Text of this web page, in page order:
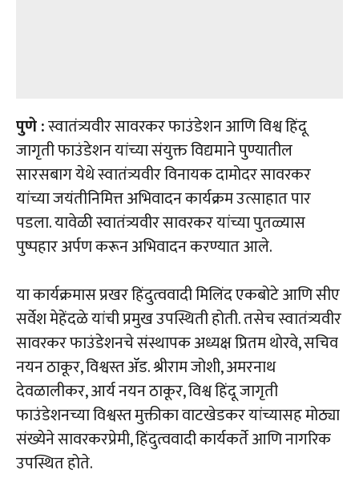
पुणे :स्वातंत्र्यवीर सावरकर फाउंडेशन आणि विश्व हिंदू
जागृती फाउंडेशन यांच्या संयुक्त विद्यमाने पुण्यातील
सारसबाग येथे स्वातंत्र्यवीर विनायक दामोदर सावरकर
यांच्या जयंतीनिमित्त अभिवादन कार्यक्रम उत्साहात पार
पडला. यावेळी स्वातंत्र्यवीर सावरकर यांच्या पुतळ्यास
पुष्पहार अर्पण करून अभिवादन करण्यात आले.
या कार्यक्रमास प्रखर हिंदुत्ववादी मिलिंद एकबोटे आणि सीए
सर्वेश मेहेंदळे यांची प्रमुख उपस्थिती होती. तसेच स्वातंत्र्यवीर
सावरकर फाउंडेशनचे संस्थापक अध्यक्ष प्रितम थोरवे, सचिव
नयन ठाकूर, विश्वस्त ॲड. श्रीराम जोशी, अमरनाथ
देवळालीकर, आर्य नयन ठाकूर, विश्व हिंदू जागृती
फाउंडेशनच्या विश्वस्त मुक्तीका वाटखेडकर यांच्यासह मोठ्या
संख्येने सावरकरप्रेमी, हिंदुत्ववादी कार्यकर्ते आणि नागरिक
उपस्थित होते.